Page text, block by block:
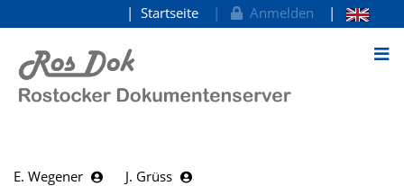
zum Inhalt
Startseite Anmelden
E. Wegener J. Grüss